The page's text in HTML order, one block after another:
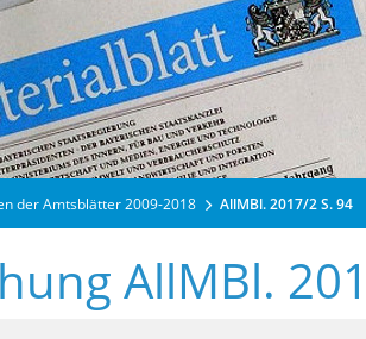
der Amtsblätter 2009-2018 AllMBl. 2017/2 S. 94
AllMBl.